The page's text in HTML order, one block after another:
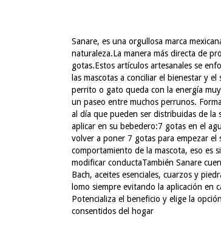
Sanare, es una orgullosa marca
naturaleza.La manera más directa de
gotas.Estos artículos artesanales se
las mascotas a conciliar el bienestar y
perrito o gato queda con la energía
un paseo entre muchos perrunos.
al día que pueden ser distribuidas de la
aplicar en su bebedero:7 gotas en el
volver a poner 7 gotas para empezar
comportamiento de la mascota, eso es
modificar conductaTambién Sanare
Bach, aceites esenciales, cuarzos y
lomo siempre evitando la aplicación en
Potencializa el beneficio y elige la
consentidos del hogar